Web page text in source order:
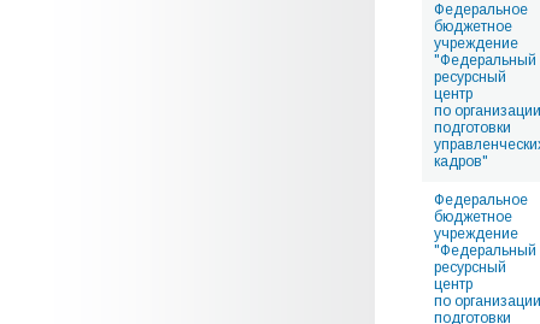
Федеральное
бюджетное
учреждение
"Федеральный
ресурсный
центр
по организации
подготовки
кадров"
Федеральное
бюджетное
учреждение
"Федеральный
ресурсный
центр
по организации
подготовки